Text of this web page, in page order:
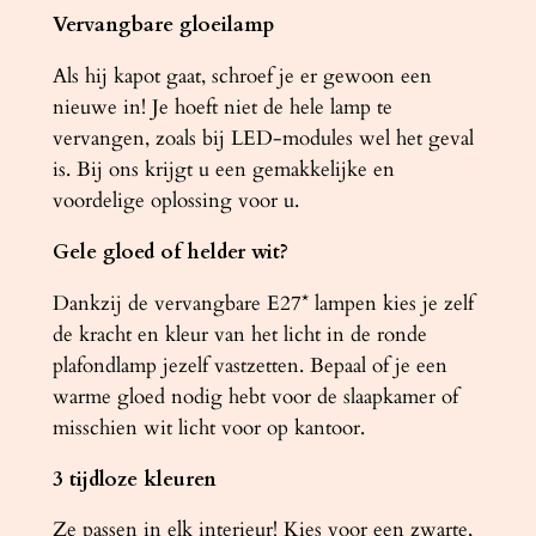
Vervangbare gloeilamp
Als hij kapot gaat, schroef je er gewoon een
nieuwe in! Je hoeft niet de hele lamp te
vervangen, zoals bij LED-modules wel het geval
is. Bij ons krijgt u een gemakkelijke en
voordelige oplossing voor u.
Gele gloed of helder wit?
Dankzij de vervangbare E27* lampen kies je zelf
de kracht en kleur van het licht in de ronde
plafondlamp jezelf vastzetten. Bepaal of je een
warme gloed nodig hebt voor de slaapkamer of
misschien wit licht voor op kantoor.
3 tijdloze kleuren
Ze passen in elk interieur! Kies voor een zwarte,